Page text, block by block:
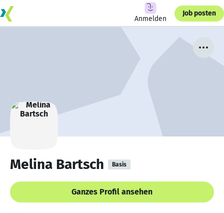
Anmelden
Job posten
Melina Bartsch Basis
Ganzes Profil ansehen